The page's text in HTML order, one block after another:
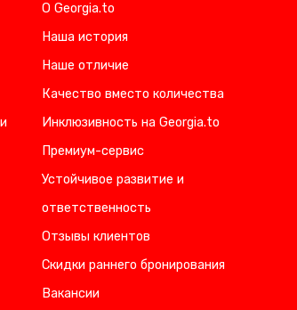
О Georgia.to
Наша история
Наше отличие
Качество вместо количества
Инклюзивность на Georgia.to
Премиум-сервис
Устойчивое развитие и
ответственность
Отзывы клиентов
Скидки раннего бронирования
Вакансии